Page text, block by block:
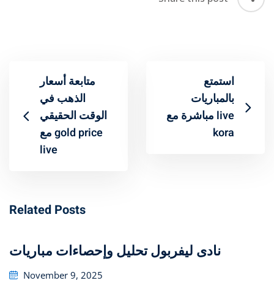
متابعة أسعار
الذهب في
الوقت الحقيقي
مع gold price
live
استمتع
بالمباريات
مباشرة مع live
kora
Related Posts
تحليل وإحصاءات مباريات ‎نادى ليفربول
Posted
November 9, 2025